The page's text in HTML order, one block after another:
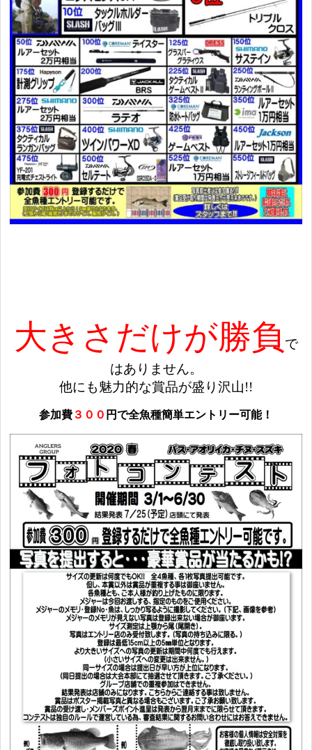
大きさだけが勝負 で
はありません。
他にも魅力的な賞品が盛り沢山!!
参加費 ３００ 円で全魚種簡単エントリー可能！